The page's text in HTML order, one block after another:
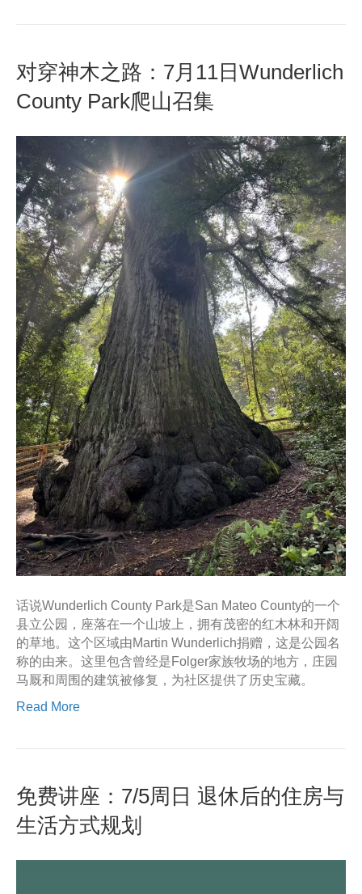
对穿神木之路：7月11日Wunderlich
County Park爬山召集
话说Wunderlich County Park是San Mateo County的一个
县立公园，座落在一个山坡上，拥有茂密的红木林和开阔
的草地。这个区域由Martin Wunderlich捐赠，这是公园名
称的由来。这里包含曾经是Folger家族牧场的地方，庄园
马厩和周围的建筑被修复，为社区提供了历史宝藏。
Read More
免费讲座：7/5周日 退休后的住房与
生活方式规划